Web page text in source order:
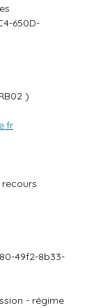
650D-
)
49f2-8b33-
- régime